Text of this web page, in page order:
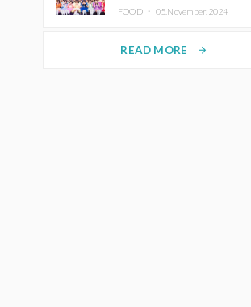
FOOD ・ 05.November.2024
READ MORE arrow_forward